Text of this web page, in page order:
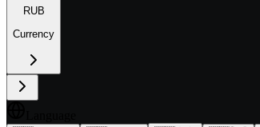
RUB
Currency